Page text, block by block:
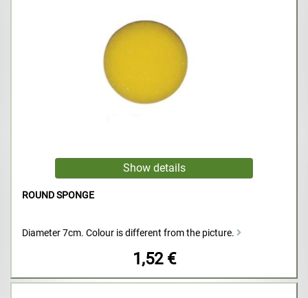
ROUND SPONGE
Diameter 7cm. Colour is different from the picture.
1,52 €